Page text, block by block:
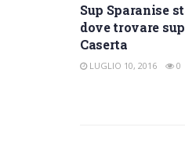
Sup Sparanise
dove trovare
Caserta
LUGLIO 10, 2016 0